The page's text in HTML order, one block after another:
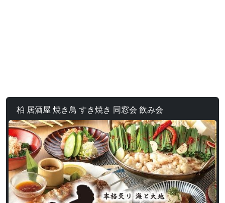
柏 居酒屋 焼き鳥 すき焼き 同窓会 飲み会